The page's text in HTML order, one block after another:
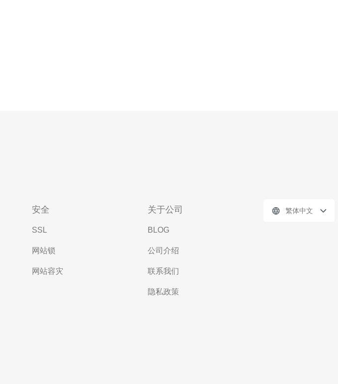
安全
SSL
网站锁
网站容灾
关于公司
BLOG
公司介绍
联系我们
隐私政策
繁体中文